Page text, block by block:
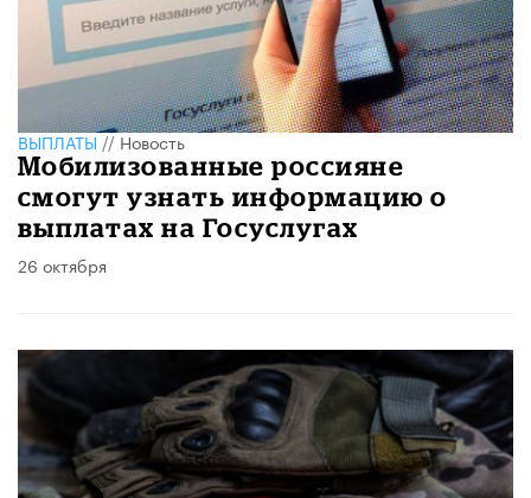
ВЫПЛАТЫ//Новость
Мобилизованные россияне
смогут узнать информацию о
выплатах на Госуслугах
26 октября